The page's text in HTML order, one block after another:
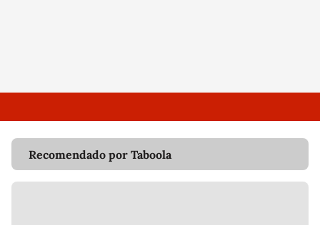
Recomendado por Taboola